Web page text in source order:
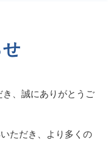
、誠にありがとうご
ただき、より多くの